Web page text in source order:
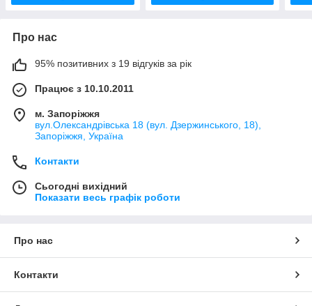
Про нас
95% позитивних з 19 відгуків за рік
Працює з 10.10.2011
м. Запоріжжя
вул.Олександрівська 18 (вул. Дзержинського, 18),
Запоріжжя, Україна
Контакти
Сьогодні вихідний
Показати весь графік роботи
Про нас
Контакти